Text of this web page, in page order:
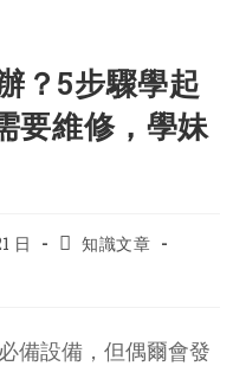
？5步驟學起
要維修，學妹
日
Post知識文章
備設備，但偶爾會發